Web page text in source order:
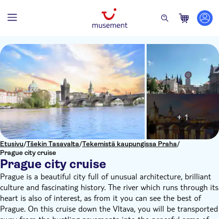
Etusivu/Tšekin Tasavalta/Tekemistä kaupungissa Praha/
Prague city cruise
Prague city cruise
+ 1
Prague is a beautiful city full of unusual architecture, brilliant
culture and fascinating history. The river which runs through its
heart is also of interest, as from it you can see the best of
Prague. On this cruise down the Vltava, you will be transported